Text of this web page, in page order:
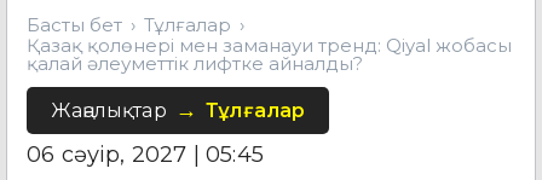
Басты бет
Тұлғалар
Қазақ қолөнері мен заманауи тренд: Qiyal жобасы
қалай әлеуметтік лифтке айналды?
Жаңалықтар Тұлғалар
06 сәуір, 2027 | 05:45